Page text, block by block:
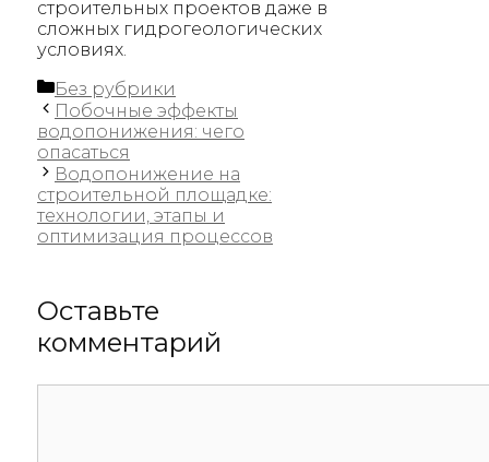
строительных проектов даже в
сложных гидрогеологических
условиях.
Рубрики
Без рубрики
Побочные эффекты
водопонижения: чего
опасаться
Водопонижение на
строительной площадке:
технологии, этапы и
оптимизация процессов
Оставьте
комментарий